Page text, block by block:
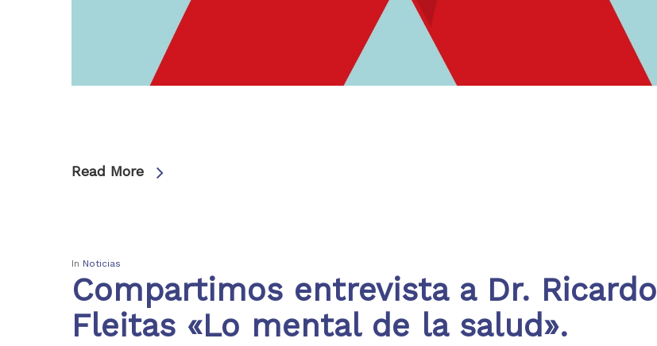
Read More
In Noticias
Compartimos entrevista a Dr. Ricardo
Fleitas «Lo mental de la salud».